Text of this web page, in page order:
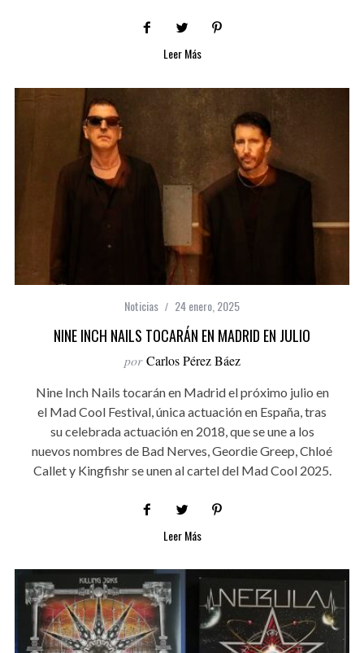
Leer Más
Noticias 24 enero, 2025
NINE INCH NAILS TOCARÁN EN MADRID EN JULIO
por Carlos Pérez Báez
Nine Inch Nails tocarán en Madrid el próximo julio en
el Mad Cool Festival, única actuación en España, tras
su celebrada actuación en 2018, que se une a los
nuevos nombres de Bad Nerves, Geordie Greep, Chloé
Callet y Kingfishr se unen al cartel del Mad Cool 2025.
Leer Más